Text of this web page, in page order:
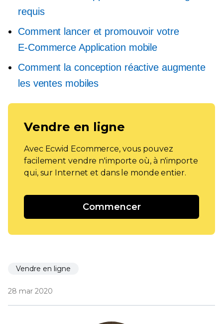
requis
Comment lancer et promouvoir votre
E-Commerce Application mobile
Comment la conception réactive augmente
les ventes mobiles
Vendre en ligne
Avec Ecwid Ecommerce, vous pouvez
facilement vendre n'importe où, à n'importe
qui, sur Internet et dans le monde entier.
Commencer
Vendre en ligne
28 mar 2020